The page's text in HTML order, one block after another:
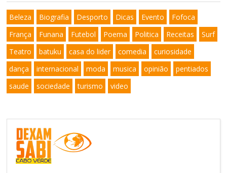
Beleza Biografia Desporto Dicas Evento
Fofoca
França
Funana Futebol Poema Politica Receitas
Surf
Teatro
batuku casa do lider comedia
curiosidade
dança
internacional moda musica opinião
pentiados
saude
sociedade turismo video